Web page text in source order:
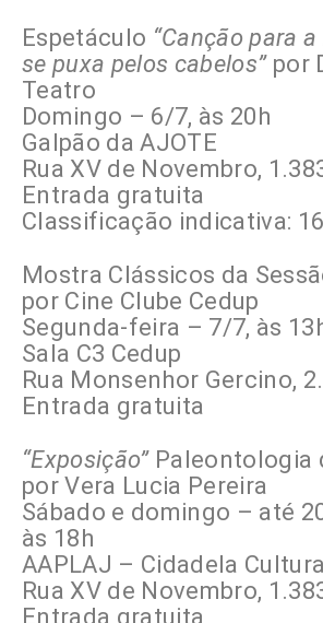
Espetáculo “Canção para
se puxa pelos cabelos”por
Teatro
Domingo – 6/7, às 20h
Galpão da AJOTE
Rua XV de Novembro,
Entrada gratuita
Classificação indicativa:
Mostra Clássicos da
por Cine Clube Cedup
Segunda-feira – 7/7, às
Sala C3 Cedup
Rua Monsenhor Gercino,
Entrada gratuita
“Exposição”Paleontologia
por Vera Lucia Pereira
Sábado e domingo – até
às 18h
AAPLAJ – Cidadela Cultural
Rua XV de Novembro,
Entrada gratuita